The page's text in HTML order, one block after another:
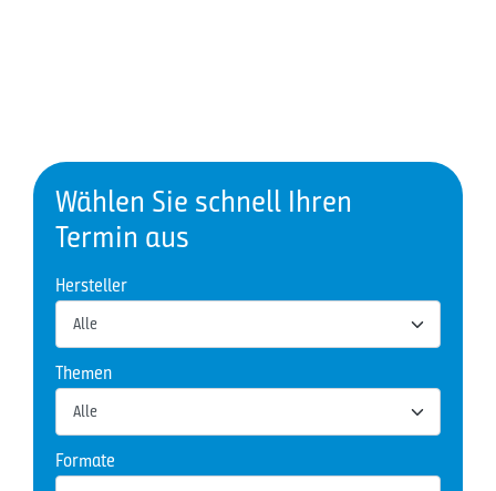
Wählen Sie schnell Ihren
Termin aus
Hersteller
Themen
Formate